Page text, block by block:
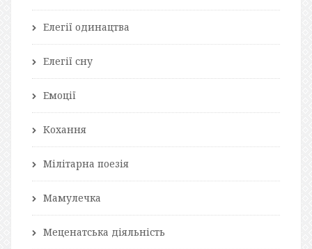
Елегії одинацтва
Елегії сну
Емоції
Кохання
Мілітарна поезія
Мамулечка
Меценатська діяльність